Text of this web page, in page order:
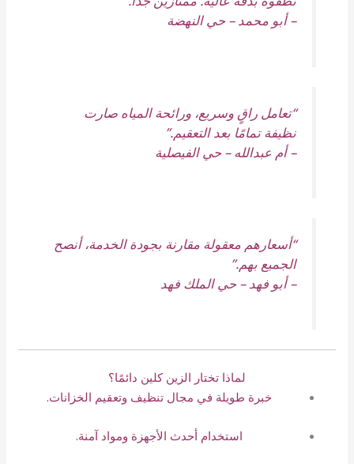
–أبو محمد – حي النهضة
“تعامل راقٍ وسريع، ورائحة المياه صارت
نظيفة تمامًا بعد التعقيم.”
–أم عبدالله – حي الفيصلية
“أسعارهم معقولة مقارنة بجودة الخدمة، أنصح
الجميع بهم.”
–أبو فهد – حي الملك فهد
لماذا تختار الزين كلين دائمًا؟
خبرة طويلة في مجال تنظيف وتعقيم الخزانات.
استخدام أحدث الأجهزة ومواد آمنة.